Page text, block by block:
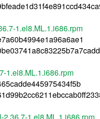
1.el8.ML.1.i686.rpm
1.el8.ML.1.i686.rpm
1.el8.ML.1.i686.rpm